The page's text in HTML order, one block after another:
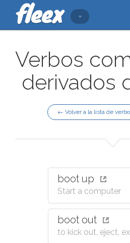
Verbos
derivados
← Volver a la lista de
boot up
Start a computer
boot out
to kick out, eject,